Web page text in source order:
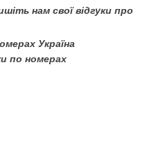
нам свої відгуки про